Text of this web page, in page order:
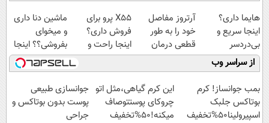
هایما داری؟
اینجا سریع و
بی‌دردسر
می‌فروشی
آرتروز مفاصل
خود را به طور
قطعی درمان
کنید!
◗پرسش‌نامه◖
X55 پرو برای
فروش داری؟
اینجا راحت و
سریع بفروشش
ماشین دنا داری
و میخوای
بفروشی؟؟ اینجا
راحت و سریع
بفروش
از سراسر وب
بمب جوانساز! کرم
بوتاکس جلبک
اسپیرولینا50%تخفیف
این کرم گیاهی،مثل اتو
چروکای پوستتوصاف
میکنه!50%تخفیف
جوانسازی طبیعی
پوست بدون بوتاکس و
جراحی